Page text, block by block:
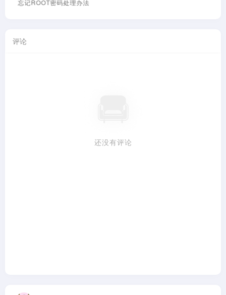
忘记ROOT密码处理办法
评论
还没有评论